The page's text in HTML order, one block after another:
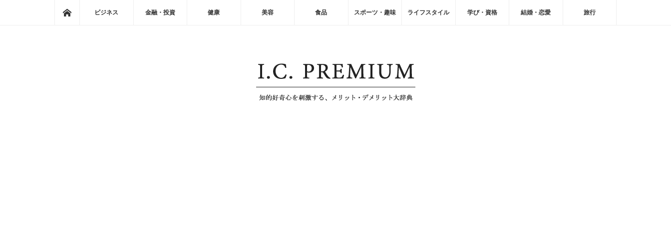
ホームビジネス 金融・投資 健康 美容 食品 スポーツ・趣味 ライフスタイル 学び・資格 結婚・恋愛 旅行